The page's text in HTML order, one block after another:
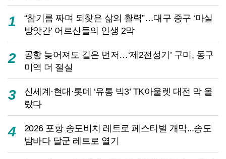
1
“참기름 짜며 되찾은 삶의 활력”…대구 중구 ‘마실
방앗간’ 어르신들의 인생 2막
2
공항 늦어져도 길은 먼저…‘제2전성기’ 구미, 동구
미역 더 절실
3
신세계·현대·롯데 ‘유통 빅3’ TK아울렛 대전 막 올
랐다
4
2026 포항 송도비치 레트로 페스티벌 개막...송도
밤바다 달군 레트로 열기